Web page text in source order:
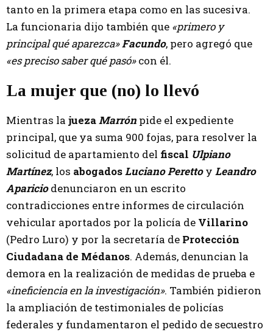
tanto en la primera etapa como en las sucesiva.
La funcionaria dijo también que «primero y
principal qué aparezca»Facundo, pero agregó que
«es preciso saber qué pasó»con él.
La mujer que (no) lo llevó
Mientras la juezaMarrón pide el expediente
principal, que ya suma 900 fojas, para resolver la
solicitud de apartamiento del fiscal Ulpiano
Martínez, los abogadosLuciano Perettoy Leandro
Apariciodenunciaron en un escrito
contradicciones entre informes de circulación
vehicular aportados por la policía de Villarino
(Pedro Luro) y por la secretaría de Protección
Ciudadana de Médanos. Además, denuncian la
demora en la realización de medidas de prueba e
«ineficiencia en la investigación». También pidieron
la ampliación de testimoniales de policías
federales y fundamentaron el pedido de secuestro